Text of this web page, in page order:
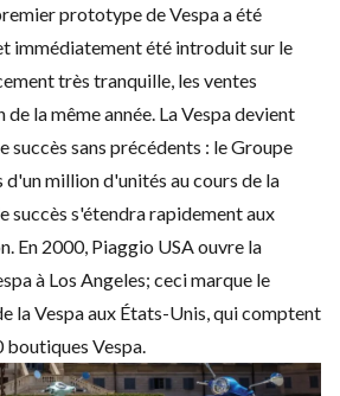
prototype de Vespa a été
immédiatement été introduit sur le
très tranquille, les ventes
la même année. La Vespa devient
succès sans précédents : le Groupe
million d'unités au cours de la
succès s'étendra rapidement aux
En 2000, Piaggio USA ouvre la
à Los Angeles; ceci marque le
la Vespa aux États-Unis, qui comptent
Vespa.